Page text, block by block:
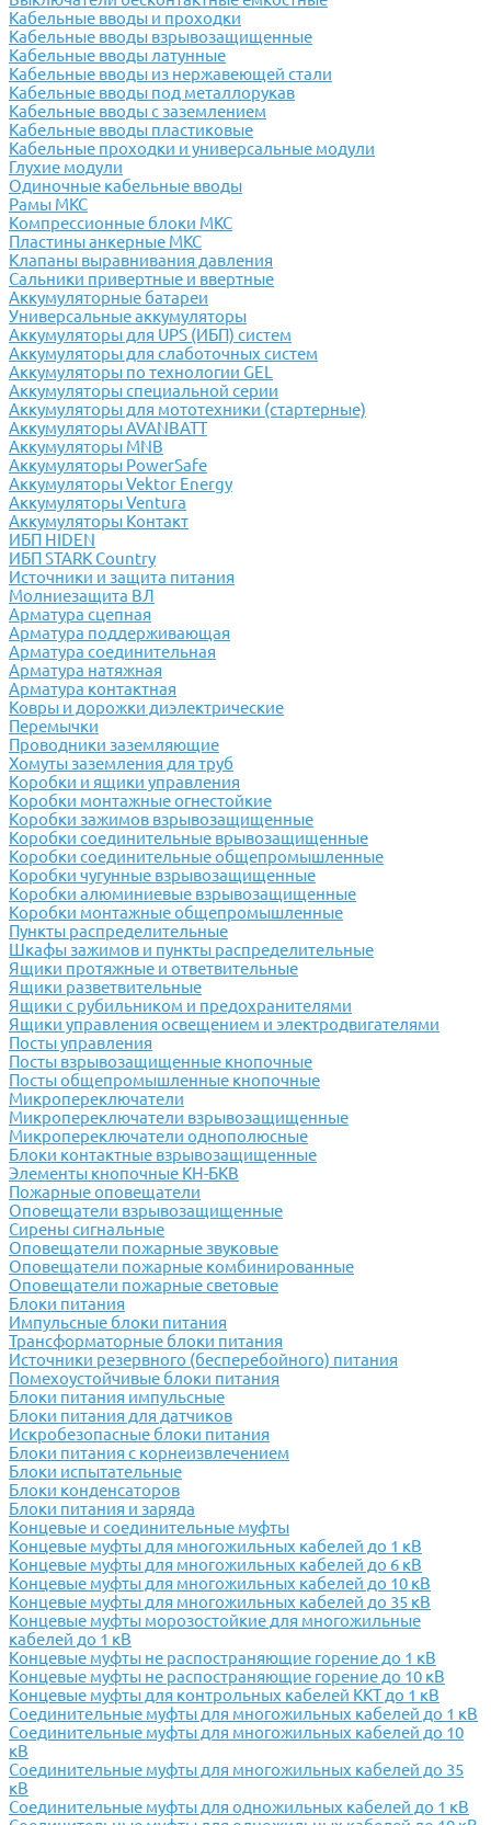
Кабельные вводы и проходки
Кабельные вводы взрывозащищенные
Кабельные вводы латунные
Кабельные вводы из нержавеющей стали
Кабельные вводы под металлорукав
Кабельные вводы с заземлением
Кабельные вводы пластиковые
Кабельные проходки и универсальные модули
Глухие модули
Одиночные кабельные вводы
Рамы МКС
Компрессионные блоки МКС
Пластины анкерные МКС
Клапаны выравнивания давления
Сальники привертные и ввертные
Аккумуляторные батареи
Универсальные аккумуляторы
Аккумуляторы для UPS (ИБП) систем
Аккумуляторы для слаботочных систем
Аккумуляторы по технологии GEL
Аккумуляторы специальной серии
Аккумуляторы для мототехники (стартерные)
Аккумуляторы AVANBATT
Аккумуляторы MNB
Аккумуляторы PowerSafe
Аккумуляторы Vektor Energy
Аккумуляторы Ventura
Аккумуляторы Контакт
ИБП HIDEN
ИБП STARK Country
Источники и защита питания
Молниезащита ВЛ
Арматура сцепная
Арматура поддерживающая
Арматура соединительная
Арматура натяжная
Арматура контактная
Ковры и дорожки диэлектрические
Перемычки
Проводники заземляющие
Хомуты заземления для труб
Коробки и ящики управления
Коробки монтажные огнестойкие
Коробки зажимов взрывозащищенные
Коробки соединительные врывозащищенные
Коробки соединительные общепромышленные
Коробки чугунные взрывозащищенные
Коробки алюминиевые взрывозащищенные
Коробки монтажные общепромышленные
Пункты распределительные
Шкафы зажимов и пункты распределительные
Ящики протяжные и ответвительные
Ящики разветвительные
Ящики с рубильником и предохранителями
Ящики управления освещением и электродвигателями
Посты управления
Посты взрывозащищенные кнопочные
Посты общепромышленные кнопочные
Микропереключатели
Микропереключатели взрывозащищенные
Микропереключатели однополюсные
Блоки контактные взрывозащищенные
Элементы кнопочные КН-БКВ
Пожарные оповещатели
Оповещатели взрывозащищенные
Сирены сигнальные
Оповещатели пожарные звуковые
Оповещатели пожарные комбинированные
Оповещатели пожарные световые
Блоки питания
Импульсные блоки питания
Трансформаторные блоки питания
Источники резервного (бесперебойного) питания
Помехоустойчивые блоки питания
Блоки питания импульсные
Блоки питания для датчиков
Искробезопасные блоки питания
Блоки питания с корнеизвлечением
Блоки испытательные
Блоки конденсаторов
Блоки питания и заряда
Концевые и соединительные муфты
Концевые муфты для многожильных кабелей до 1 кВ
Концевые муфты для многожильных кабелей до 6 кВ
Концевые муфты для многожильных кабелей до 10 кВ
Концевые муфты для многожильных кабелей до 35 кВ
Концевые муфты морозостойкие для многожильные
кабелей до 1 кВ
Концевые муфты не распостраняющие горение до 1 кВ
Концевые муфты не распостраняющие горение до 10 кВ
Концевые муфты для контрольных кабелей ККТ до 1 кВ
Соединительные муфты для многожильных кабелей до 1 кВ
Соединительные муфты для многожильных кабелей до 10
кВ
Соединительные муфты для многожильных кабелей до 35
кВ
Соединительные муфты для одножильных кабелей до 1 кВ